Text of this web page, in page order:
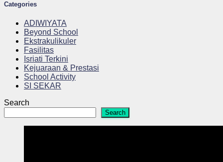
Categories
ADIWIYATA
Beyond School
Ekstrakulikuler
Fasilitas
Isriati Terkini
Kejuaraan & Prestasi
School Activity
SI SEKAR
Search
Search